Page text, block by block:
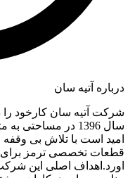
درباره آتیه سان
شرکت آتیه سان کارخود را
امید است با تلاش بی
قطعات تخصصی ترمز برای
اورد.اهداف اصلی این